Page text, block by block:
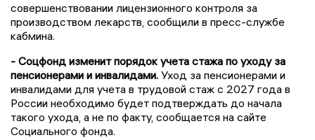
совершенствовании лицензионного контроля за
производством лекарств, сообщили в пресс-службе
кабмина.
- Соцфонд изменит порядок учета стажа по уходу за
пенсионерами и инвалидами. Уход за пенсионерами и
инвалидами для учета в трудовой стаж с 2027 года в
России необходимо будет подтверждать до начала
такого ухода, а не по факту, сообщается на сайте
Социального фонда.